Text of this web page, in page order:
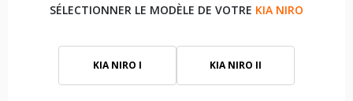
SÉLECTIONNER LE MODÈLE DE VOTRE KIA NIRO
KIA NIRO I KIA NIRO II